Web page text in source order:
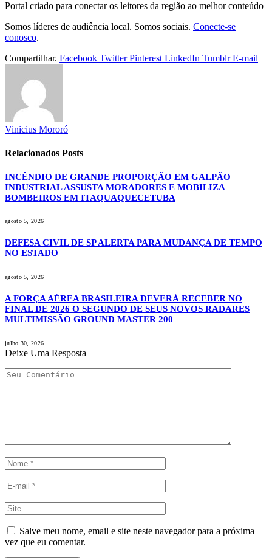
Portal criado para conectar os leitores da região ao melhor conteúdo
Somos líderes de audiência local. Somos sociais. Conecte-se
conosco.
Compartilhar. Facebook Twitter Pinterest LinkedIn Tumblr E-mail
Vinicius Mororó
Relacionados Posts
INCÊNDIO DE GRANDE PROPORÇÃO EM GALPÃO
INDUSTRIAL ASSUSTA MORADORES E MOBILIZA
BOMBEIROS EM ITAQUAQUECETUBA
agosto 5, 2026
DEFESA CIVIL DE SP ALERTA PARA MUDANÇA DE TEMPO
NO ESTADO
agosto 5, 2026
A FORÇA AÉREA BRASILEIRA DEVERÁ RECEBER NO
FINAL DE 2026 O SEGUNDO DE SEUS NOVOS RADARES
MULTIMISSÃO GROUND MASTER 200
julho 30, 2026
Deixe Uma Resposta
Salve meu nome, email e site neste navegador para a próxima
vez que eu comentar.